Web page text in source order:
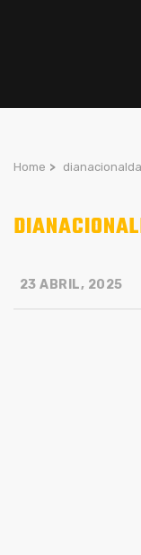
Home >
23 ABRIL, 2025